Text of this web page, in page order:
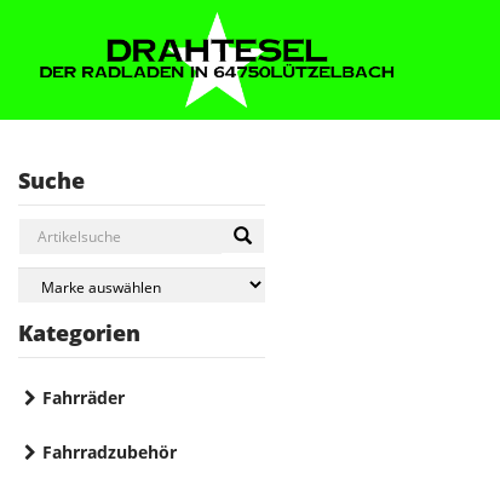
Suche
Kategorien
Fahrräder
Fahrradzubehör